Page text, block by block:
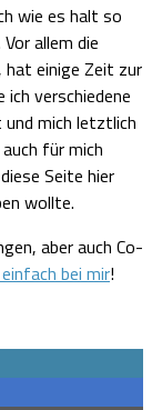
wie es halt so
allem die
hat einige Zeit zur
verschiedene
mich letztlich
für mich
Seite hier
wollte.
aber auch Co-
bei mir!